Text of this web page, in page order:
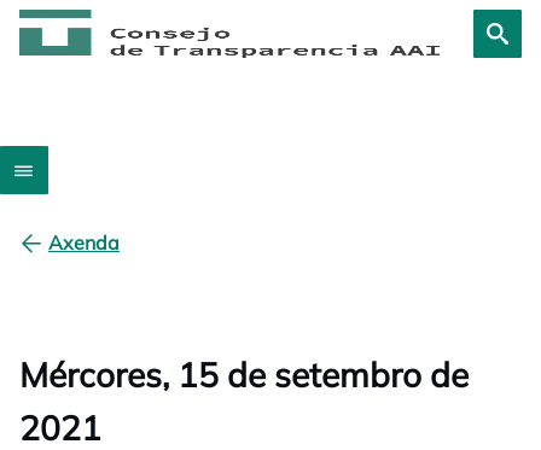
Axenda
Mércores, 15 de setembro de
2021